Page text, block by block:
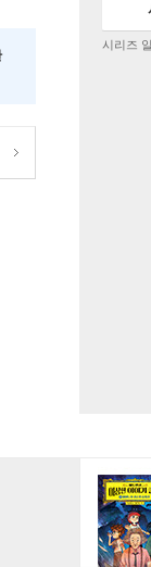
시리즈